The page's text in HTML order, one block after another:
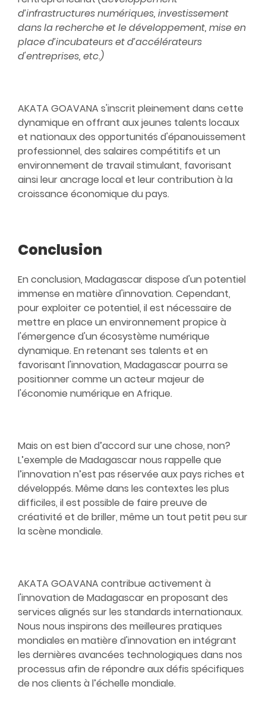
d’infrastructures numériques, investissement
dans la recherche et le développement, mise en
place d’incubateurs et d’accélérateurs
d'entreprises, etc.)
AKATA GOAVANA s'inscrit pleinement dans cette
dynamique en offrant aux jeunes talents locaux
et nationaux des opportunités d'épanouissement
professionnel, des salaires compétitifs et un
environnement de travail stimulant, favorisant
ainsi leur ancrage local et leur contribution à la
croissance économique du pays.
Conclusion
En conclusion, Madagascar dispose d'un potentiel
immense en matière d'innovation. Cependant,
pour exploiter ce potentiel, il est nécessaire de
mettre en place un environnement propice à
l'émergence d'un écosystème numérique
dynamique. En retenant ses talents et en
favorisant l'innovation, Madagascar pourra se
positionner comme un acteur majeur de
l'économie numérique en Afrique.
Mais on est bien d’accord sur une chose, non?
L’exemple de Madagascar nous rappelle que
l’innovation n’est pas réservée aux pays riches et
développés. Même dans les contextes les plus
difficiles, il est possible de faire preuve de
créativité et de briller, même un tout petit peu sur
la scène mondiale.
AKATA GOAVANA contribue activement à
l'innovation de Madagascar en proposant des
services alignés sur les standards internationaux.
Nous nous inspirons des meilleures pratiques
mondiales en matière d'innovation en intégrant
les dernières avancées technologiques dans nos
processus afin de répondre aux défis spécifiques
de nos clients à l’échelle mondiale.